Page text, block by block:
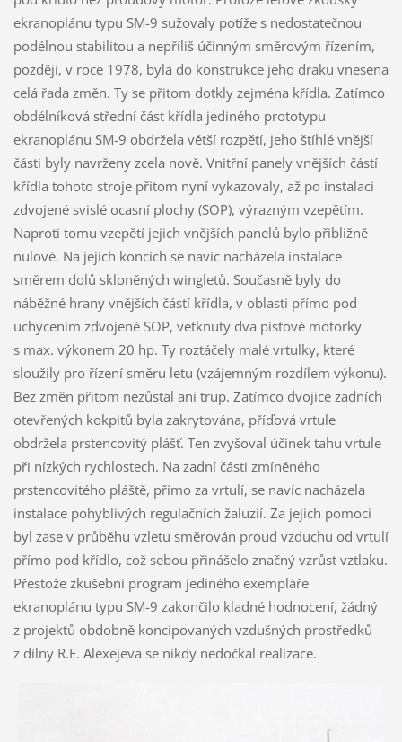
ekranoplánu typu SM-9 sužovaly potíže s nedostatečnou
podélnou stabilitou a nepříliš účinným směrovým řízením,
později, v roce 1978, byla do konstrukce jeho draku vnesena
celá řada změn. Ty se přitom dotkly zejména křídla. Zatímco
obdélníková střední část křídla jediného prototypu
ekranoplánu SM-9 obdržela větší rozpětí, jeho štíhlé vnější
části byly navrženy zcela nově. Vnitřní panely vnějších částí
křídla tohoto stroje přitom nyní vykazovaly, až po instalaci
zdvojené svislé ocasní plochy (SOP), výrazným vzepětím.
Naproti tomu vzepětí jejich vnějších panelů bylo přibližně
nulové. Na jejich koncích se navíc nacházela instalace
směrem dolů skloněných wingletů. Současně byly do
náběžné hrany vnějších částí křídla, v oblasti přímo pod
uchycením zdvojené SOP, vetknuty dva pístové motorky
s max. výkonem 20 hp. Ty roztáčely malé vrtulky, které
sloužily pro řízení směru letu (vzájemným rozdílem výkonu).
Bez změn přitom nezůstal ani trup. Zatímco dvojice zadních
otevřených kokpitů byla zakrytována, příďová vrtule
obdržela prstencovitý plášť. Ten zvyšoval účinek tahu vrtule
při nízkých rychlostech. Na zadní části zmíněného
prstencovitého pláště, přímo za vrtulí, se navíc nacházela
instalace pohyblivých regulačních žaluzií. Za jejich pomoci
byl zase v průběhu vzletu směrován proud vzduchu od vrtulí
přímo pod křídlo, což sebou přinášelo značný vzrůst vztlaku.
Přestože zkušební program jediného exempláře
ekranoplánu typu SM-9 zakončilo kladné hodnocení, žádný
z projektů obdobně koncipovaných vzdušných prostředků
z dílny R.E. Alexejeva se nikdy nedočkal realizace.